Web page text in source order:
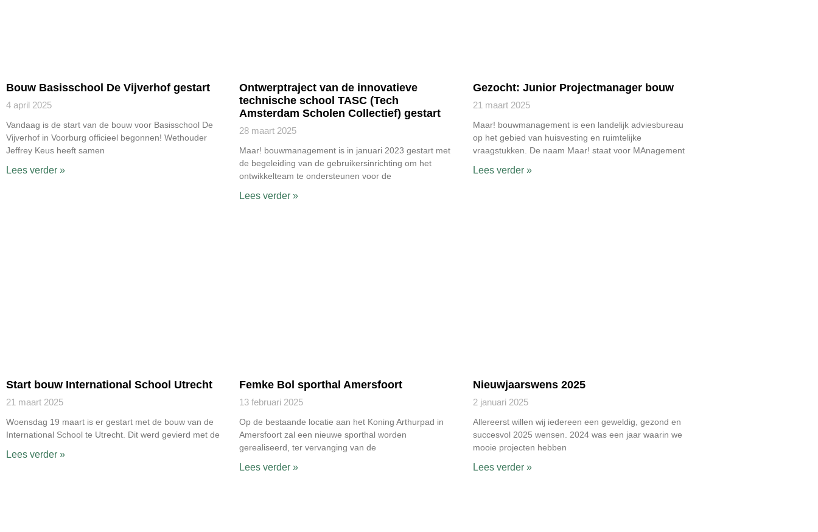
Bouw Basisschool De Vijverhof gestart
4 april 2025
Vandaag is de start van de bouw voor Basisschool De
Vijverhof in Voorburg officieel begonnen! Wethouder
Jeffrey Keus heeft samen
Lees verder »
Ontwerptraject van de innovatieve
technische school TASC (Tech
Amsterdam Scholen Collectief) gestart
28 maart 2025
Maar! bouwmanagement is in januari 2023 gestart met
de begeleiding van de gebruikersinrichting om het
ontwikkelteam te ondersteunen voor de
Lees verder »
Gezocht: Junior Projectmanager bouw
21 maart 2025
Maar! bouwmanagement is een landelijk adviesbureau
op het gebied van huisvesting en ruimtelijke
vraagstukken. De naam Maar! staat voor MAnagement
Lees verder »
Start bouw International School Utrecht
21 maart 2025
Woensdag 19 maart is er gestart met de bouw van de
International School te Utrecht. Dit werd gevierd met de
Lees verder »
Femke Bol sporthal Amersfoort
13 februari 2025
Op de bestaande locatie aan het Koning Arthurpad in
Amersfoort zal een nieuwe sporthal worden
gerealiseerd, ter vervanging van de
Lees verder »
Nieuwjaarswens 2025
2 januari 2025
Allereerst willen wij iedereen een geweldig, gezond en
succesvol 2025 wensen. 2024 was een jaar waarin we
mooie projecten hebben
Lees verder »